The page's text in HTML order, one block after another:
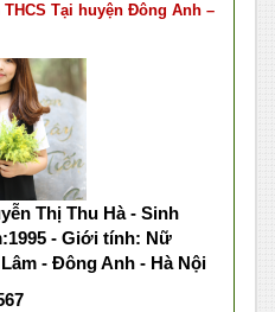
Tại huyện Đông Anh –
Thị Thu Hà - Sinh
- Giới tính: Nữ
- Đông Anh - Hà Nội